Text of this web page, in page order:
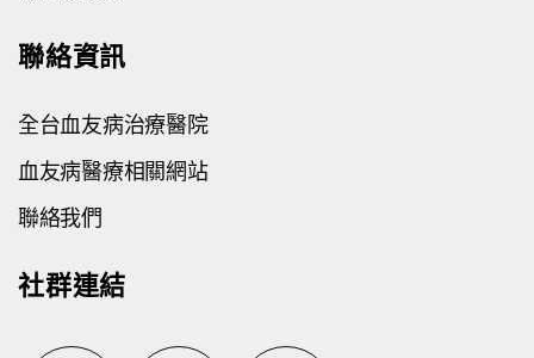
聯絡資訊
全台血友病治療醫院
血友病醫療相關網站
聯絡我們
社群連結